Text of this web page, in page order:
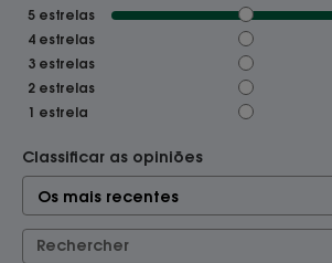
5 estrelas
4 estrelas
3 estrelas
2 estrelas
1 estrela
Classificar as opiniões